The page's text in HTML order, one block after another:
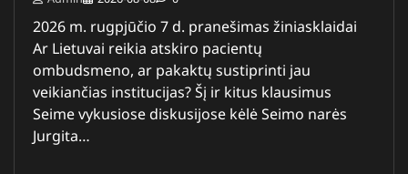
2026 m. rugpjūčio 7 d. pranešimas žiniasklaidai
Ar Lietuvai reikia atskiro pacientų
ombudsmeno, ar pakaktų sustiprinti jau
veikiančias institucijas? Šį ir kitus klausimus
Seime vykusiose diskusijose kėlė Seimo narės
Jurgita…